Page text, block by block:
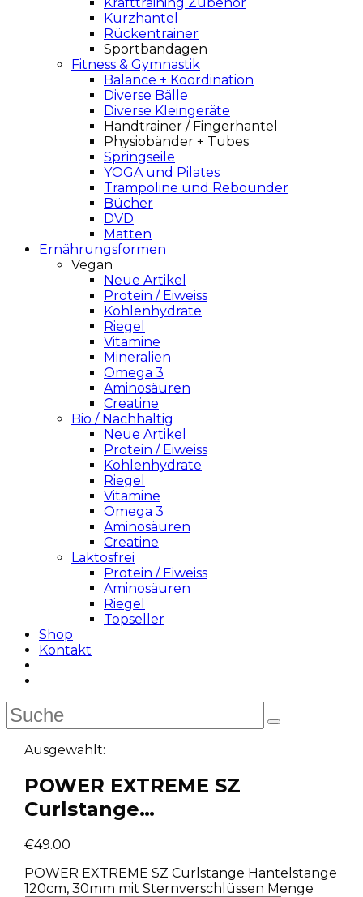
Kurzhantel
Rückentrainer
Sportbandagen
Fitness & Gymnastik
Balance + Koordination
Diverse Bälle
Diverse Kleingeräte
Handtrainer / Fingerhantel
Physiobänder + Tubes
Springseile
YOGA und Pilates
Trampoline und Rebounder
Bücher
DVD
Matten
Ernährungsformen
Vegan
Neue Artikel
Protein / Eiweiss
Kohlenhydrate
Riegel
Vitamine
Mineralien
Omega 3
Aminosäuren
Creatine
Bio / Nachhaltig
Neue Artikel
Protein / Eiweiss
Kohlenhydrate
Riegel
Vitamine
Omega 3
Aminosäuren
Creatine
Laktosfrei
Protein / Eiweiss
Aminosäuren
Riegel
Topseller
Shop
Kontakt
Ausgewählt:
POWER EXTREME SZ
Curlstange…
€49.00
POWER EXTREME SZ Curlstange Hantelstange
120cm, 30mm mit Sternverschlüssen Menge